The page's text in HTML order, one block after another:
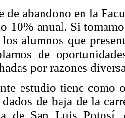
de abandono en la
10% anual. Si
alumnos que
de
por razones
estudio tiene
dados de baja de la
de San Luis Potosí,